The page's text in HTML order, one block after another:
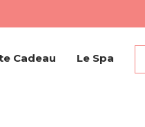
Cadeau Le Spa